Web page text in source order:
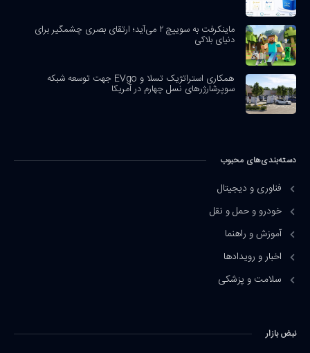
ماینکرفت به سوییچ ۲ می‌آید؛ ارتقای بصری چشمگیر برای
دنیای بلاکی
همکاری استراتژیک تسلا و EVgo جهت توسعه شبکه
سوپرشارژرهای نسل چهارم در آمریکا
دسته‌بندی‌های محبوب
فناوری و دیجیتال
خودرو و حمل و نقل
آموزش و راهنما
اخبار و رویدادها
سلامت و پزشکی
نبض بازار